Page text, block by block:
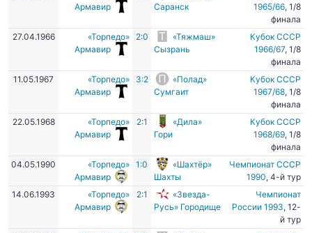
Армавир
Саранск
1965/66, 1/8
финала
27.04.1966
«Торпедо»
Армавир
2:0
«Тяжмаш»
Сызрань
Кубок СССР
1966/67, 1/8
финала
11.05.1967
«Торпедо»
Армавир
3:2
«Полад»
Сумгаит
Кубок СССР
1967/68, 1/8
финала
22.05.1968
«Торпедо»
Армавир
2:1
«Дила»
Гори
Кубок СССР
1968/69, 1/8
финала
04.05.1990
«Торпедо»
Армавир
1:0
«Шахтёр»
Шахты
Чемпионат СССР
1990, 4-й тур
14.06.1993
«Торпедо»
Армавир
2:1
«Звезда-
Русь» Городище
Чемпионат
России 1993, 12-
й тур